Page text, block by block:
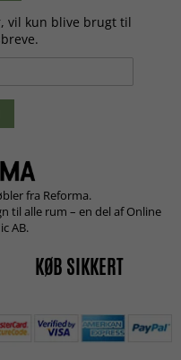
vil kun blive brugt til
fra Reforma.
til alle rum – en del af Online
AB.
KØB SIKKERT